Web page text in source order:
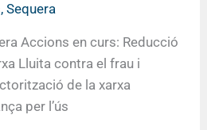
,Sequera
Accions en curs: Reducció
Lluita contra el frau i
de la xarxa
per l’ús